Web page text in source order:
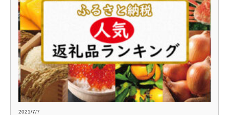
2021/7/7